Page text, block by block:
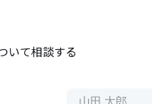
いて相談する